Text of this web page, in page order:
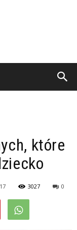
które
3027 0